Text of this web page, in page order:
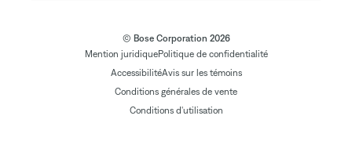
© Bose Corporation 2026
Mention juridiquePolitique de confidentialité
AccessibilitéAvis sur les témoins
Conditions générales de vente
Conditions d'utilisation